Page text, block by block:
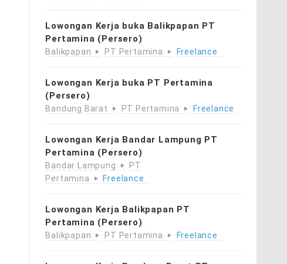
Lowongan Kerja buka Balikpapan PT
Pertamina (Persero)
Balikpapan PT Pertamina Freelance
Lowongan Kerja buka PT Pertamina
(Persero)
Bandung Barat PT Pertamina Freelance
Lowongan Kerja Bandar Lampung PT
Pertamina (Persero)
Bandar Lampung
PT
Pertamina
Freelance
Lowongan Kerja Balikpapan PT
Pertamina (Persero)
Balikpapan PT Pertamina Freelance